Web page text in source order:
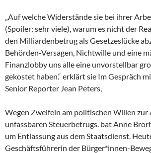
„Auf welche Widerstände sie bei ihrer
(Spoiler: sehr viele), warum es nicht der
den Milliardenbetrug als Gesetzeslücke
Behörden-Versagen, Nichtwille und eine
Finanzlobby uns alle eine unvorstellbar
gekostet haben.“ erklärt sie Im Gespräch
Senior Reporter Jean Peters,
Wegen Zweifeln am politischen Willen zur
unfassbaren Steuerbetrugs. bat Anne
um Entlassung aus dem Staatsdienst.
Geschäftsführerin der Bürger*innen-